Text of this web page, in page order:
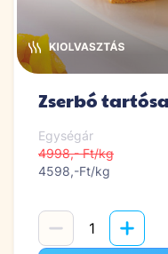
Zserbó
Egységár
4998,- Ft/kg
4598,-Ft/kg